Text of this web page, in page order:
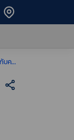
ttb analytics ชี้นโยบายการค้า Trump 2.0 เร่งธีมโลกไปสู่ “ยุคของการกีดกันทางการค้า” ประเมินมูลค่าส่งออกไทยเสี่ยงชะลอตัวระยะยาว แนะผู้ประกอบการเร่งปรับตัวรับมือกับความไม่แน่นอนสูง